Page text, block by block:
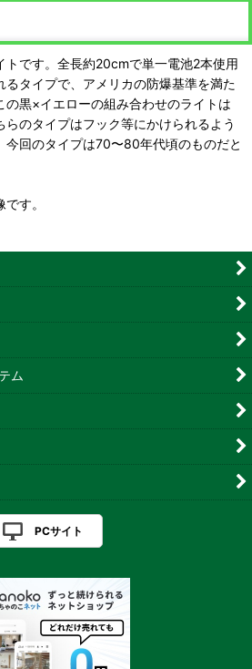
トです。全長約20cmで単一電池2本使用
るタイプで、アメリカの防爆基準を満た
の黒×イエローの組み合わせのライトは
のタイプはフック等にかけられるよう
今回のタイプは70〜80年代頃のものだと
す。
ム
PCサイト